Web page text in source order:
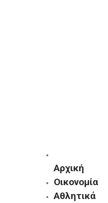
Αρχική
Οικονομία
Αθλητικά